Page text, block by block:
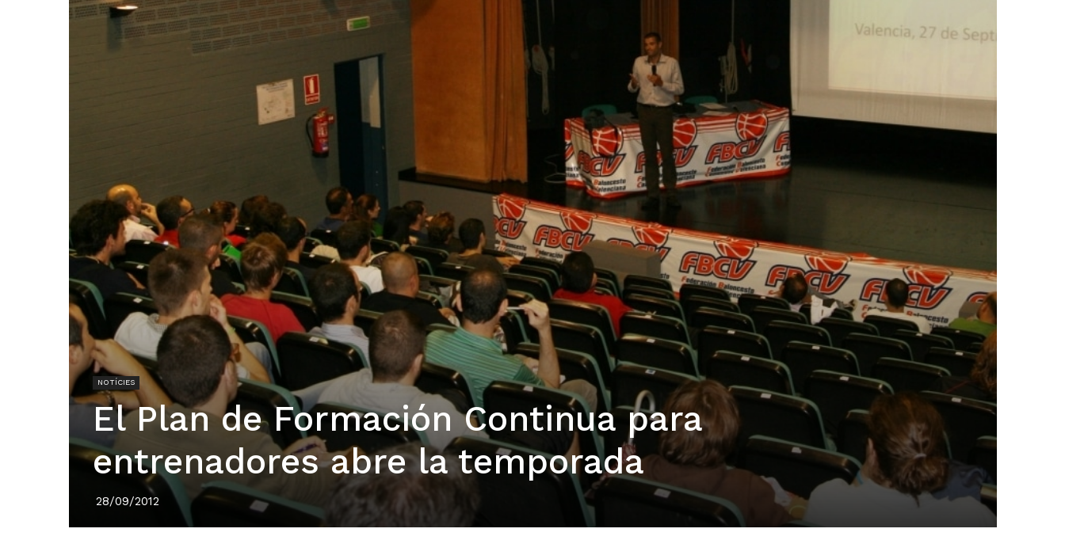
NOTÍCIES
El Plan de Formación Continua para
entrenadores abre la temporada
28/09/2012